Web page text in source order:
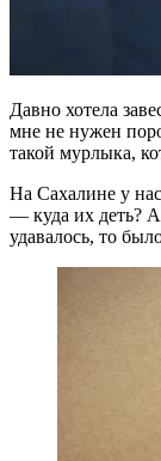
Давно хотела
мне не нужен
такой мурлыка,
На Сахалине у
— куда их деть? А
удавалось, то